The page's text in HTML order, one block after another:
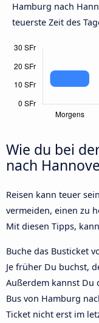
Hamburg nach
teuerste Zeit des
Wie du bei
nach
Reisen kann teuer
vermeiden, einen zu
Mit diesen Tipps,
Buche das Busticket
Je früher Du buchst,
Außerdem kannst Du
Bus von Hamburg
Ticket nicht erst im